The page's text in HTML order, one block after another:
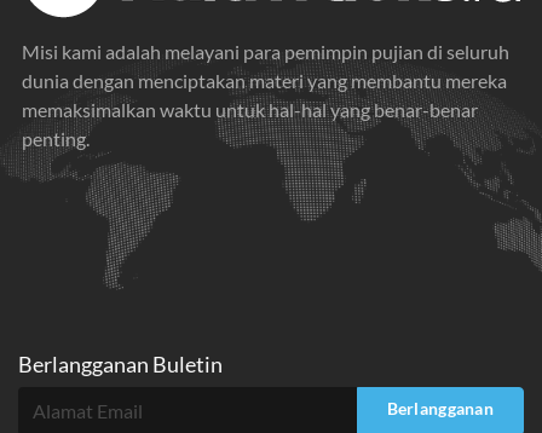
Misi kami adalah melayani para pemimpin pujian di seluruh
dunia dengan menciptakan materi yang membantu mereka
memaksimalkan waktu untuk hal-hal yang benar-benar
penting.
Berlangganan Buletin
Berlangganan